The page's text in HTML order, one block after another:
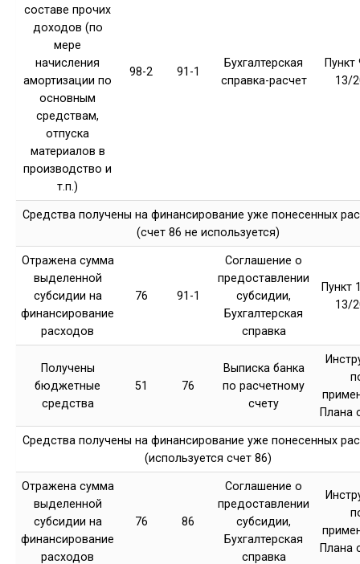
составе прочих
доходов (по
мере
начисления
амортизации по
основным
средствам,
отпуска
материалов в
производство и
т.п.)
98-2 91-1
Бухгалтерская
справка-расчет
13/
Средства получены на финансирование уже понесенных
(счет 86 не используется)
Отражена сумма
выделенной
субсидии на
финансирование
расходов
76 91-1
Соглашение о
предоставлении
субсидии,
Бухгалтерская
справка
Пункт
13/
Получены
бюджетные
средства
51 76
Выписка банка
по расчетному
счету
Плана
Средства получены на финансирование уже понесенных
(используется счет 86)
Отражена сумма
выделенной
субсидии на
финансирование
расходов
76 86
Соглашение о
предоставлении
субсидии,
Бухгалтерская
справка
Плана